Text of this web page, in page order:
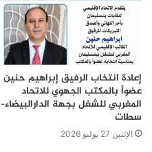
إعادة انتخاب الرفيق إبراهيم حنين
عضواً بالمكتب الجهوي للاتحاد
المغربي للشغل بجهة الدارالبيضاء–
سطات
الإثنين 27 يوليو 2026